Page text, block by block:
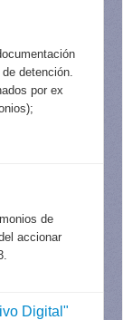
detención.
por ex
de
accionar
Digital"